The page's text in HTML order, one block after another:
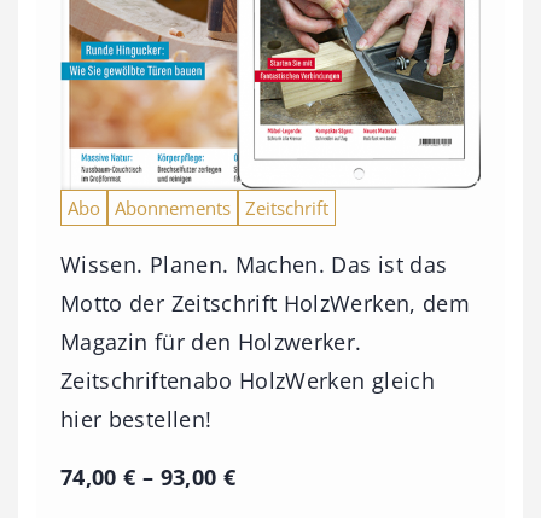
Abo Abonnements Zeitschrift
Wissen. Planen. Machen. Das ist das
Motto der Zeitschrift HolzWerken, dem
Magazin für den Holzwerker.
Zeitschriftenabo HolzWerken gleich
hier bestellen!
74,00€ – 93,00 €P